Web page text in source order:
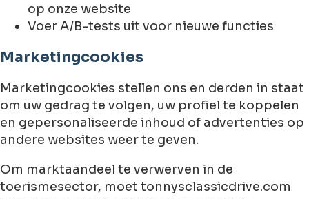
op onze website
Voer A/B-tests uit voor nieuwe functies
Marketingcookies
Marketingcookies stellen ons en derden in staat
om uw gedrag te volgen, uw profiel te koppelen
en gepersonaliseerde inhoud of advertenties op
andere websites weer te geven.
Om marktaandeel te verwerven in de
toerismesector, moet tonnysclassicdrive.com